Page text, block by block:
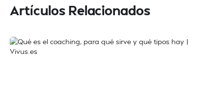
Artículos Relacionados